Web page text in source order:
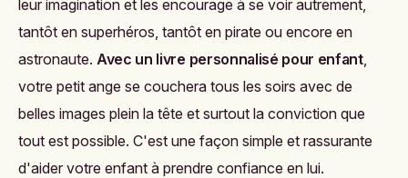
leur imagination et les encourage à se voir autrement,
tantôt en superhéros, tantôt en pirate ou encore en
astronaute. Avec un livre personnalisé pour enfant,
votre petit ange se couchera tous les soirs avec de
belles images plein la tête et surtout la conviction que
tout est possible. C'est une façon simple et rassurante
d'aider votre enfant à prendre confiance en lui.